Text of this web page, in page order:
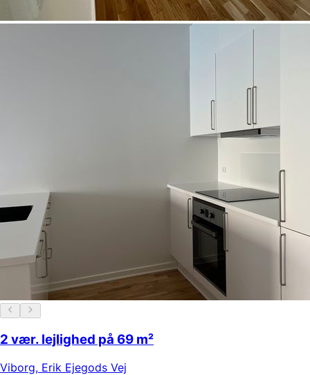
2 vær. lejlighed på 69 m²
Viborg, Erik Ejegods Vej